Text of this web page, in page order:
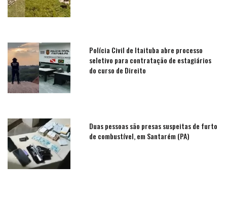
Polícia Civil de Itaituba abre processo
seletivo para contratação de estagiários
do curso de Direito
Duas pessoas são presas suspeitas de furto
de combustível, em Santarém (PA)